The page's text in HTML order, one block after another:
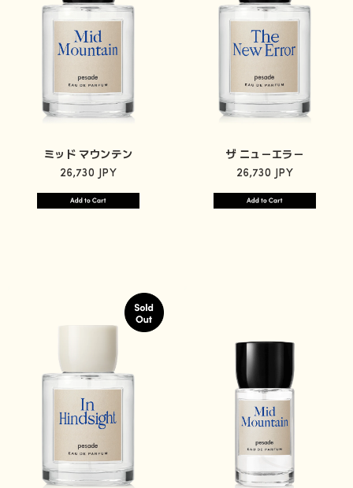
ミッド マウンテン
26,730 JPY
ザ ニューエラー
26,730 JPY